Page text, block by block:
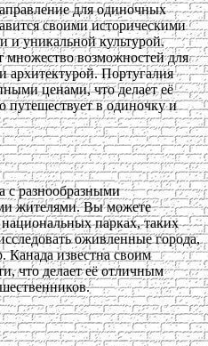
для одиночных
своими историческими
и уникальной культурой.
возможностей для
архитектурой. Португалия
ценами, что делает её
путешествует в одиночку и
с разнообразными
жителями. Вы можете
парках, таких
оживленные города,
Канада известна своим
что делает её отличным